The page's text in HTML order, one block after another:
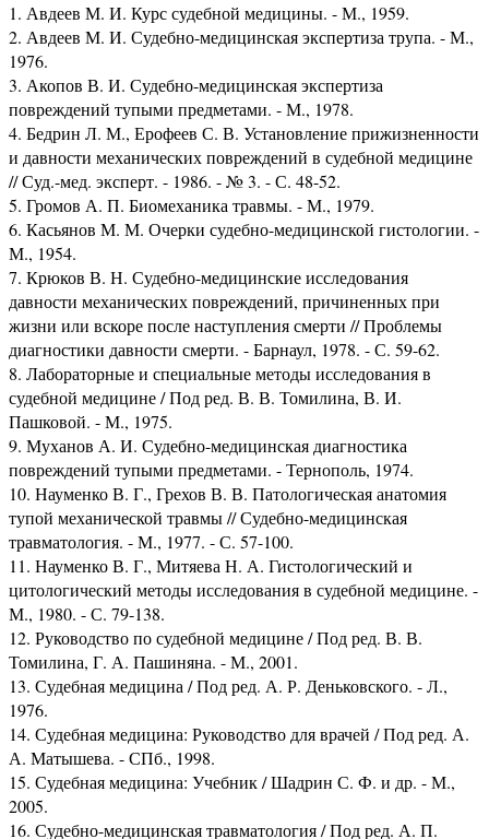
1. Авдеев М. И. Курс судебной медицины. - М., 1959.
2. Авдеев М. И. Судебно-медицинская экспертиза трупа. - М.,
1976.
3. Акопов В. И. Судебно-медицинская экспертиза
повреждений тупыми предметами. - М., 1978.
4. Бедрин Л. М., Ерофеев С. В. Установление прижизненности
и давности механических повреждений в судебной медицине
// Суд.-мед. эксперт. - 1986. - № 3. - С. 48-52.
5. Громов А. П. Биомеханика травмы. - М., 1979.
6. Касьянов М. М. Очерки судебно-медицинской гистологии. -
М., 1954.
7. Крюков В. Н. Судебно-медицинские исследования
давности механических повреждений, причиненных при
жизни или вскоре после наступления смерти // Проблемы
диагностики давности смерти. - Барнаул, 1978. - С. 59-62.
8. Лабораторные и специальные методы исследования в
судебной медицине / Под ред. В. В. Томилина, В. И.
Пашковой. - М., 1975.
9. Муханов А. И. Судебно-медицинская диагностика
повреждений тупыми предметами. - Тернополь, 1974.
10. Науменко В. Г., Грехов В. В. Патологическая анатомия
тупой механической травмы // Судебно-медицинская
травматология. - М., 1977. - С. 57-100.
11. Науменко В. Г., Митяева Н. А. Гистологический и
цитологический методы исследования в судебной медицине. -
М., 1980. - С. 79-138.
12. Руководство по судебной медицине / Под ред. В. В.
Томилина, Г. А. Пашиняна. - М., 2001.
13. Судебная медицина / Под ред. А. Р. Деньковского. - Л.,
1976.
14. Судебная медицина: Руководство для врачей / Под ред. А.
А. Матышева. - СПб., 1998.
15. Судебная медицина: Учебник / Шадрин С. Ф. и др. - М.,
2005.
16. Судебно-медицинская травматология / Под ред. А. П.